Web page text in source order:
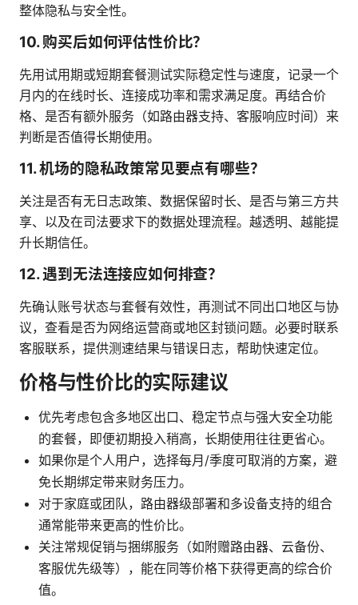
整体隐私与安全性。
10. 购买后如何评估性价比？
先用试用期或短期套餐测试实际稳定性与速度，记录一个
月内的在线时长、连接成功率和需求满足度。再结合价
格、是否有额外服务（如路由器支持、客服响应时间）来
判断是否值得长期使用。
11. 机场的隐私政策常见要点有哪些？
关注是否有无日志政策、数据保留时长、是否与第三方共
享、以及在司法要求下的数据处理流程。越透明、越能提
升长期信任。
12. 遇到无法连接应如何排查？
先确认账号状态与套餐有效性，再测试不同出口地区与协
议，查看是否为网络运营商或地区封锁问题。必要时联系
客服联系，提供测速结果与错误日志，帮助快速定位。
价格与性价比的实际建议
优先考虑包含多地区出口、稳定节点与强大安全功能
的套餐，即便初期投入稍高，长期使用往往更省心。
如果你是个人用户，选择每月/季度可取消的方案，避
免长期绑定带来财务压力。
对于家庭或团队，路由器级部署和多设备支持的组合
通常能带来更高的性价比。
关注常规促销与捆绑服务（如附赠路由器、云备份、
客服优先级等），能在同等价格下获得更高的综合价
值。